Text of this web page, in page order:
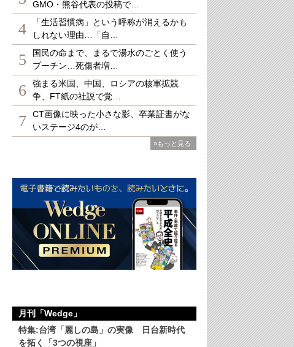
GMO・熊谷代表の投稿で…
4
「生活習慣病」という呼称が消えるかも
しれない理由…「自…
5
国民の命まで、まるで湯水のごとく使う
プーチン…死傷者増…
6
強まる米国、中国、ロシアの核軍拡競
争、FT紙の社説で覚…
7
CT画像に映った小さな影、卒業証書がな
いステージ4のが…
»もっと見る
月刊「Wedge」
特集:台湾「麗しの島」の実像 日台新時代
を拓く「3つの視座」